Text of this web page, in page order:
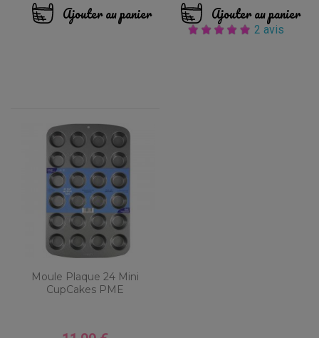
baseAjouter au panier Ajouter au panier
2 avis
Moule Plaque 24 Mini
CupCakes PME